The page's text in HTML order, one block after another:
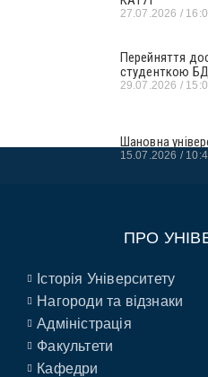
27.07.2026
Перейняття
студенткою
29.07.2026
Шановна
15.07.2026
ПРО
Історія Університету
Нагороди та відзнаки
Адміністрація
Факультети
Кафедри